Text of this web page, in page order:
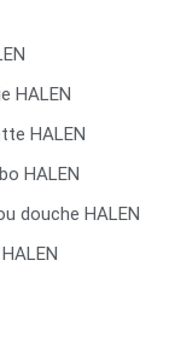
HALEN
HALEN
HALEN
douche HALEN